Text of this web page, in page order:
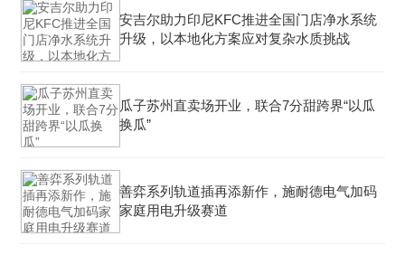
安吉尔助力印尼KFC推进全国门店净水系统
升级，以本地化方案应对复杂水质挑战
瓜子苏州直卖场开业，联合7分甜跨界“以瓜
换瓜”
善弈系列轨道插再添新作，施耐德电气加码
家庭用电升级赛道